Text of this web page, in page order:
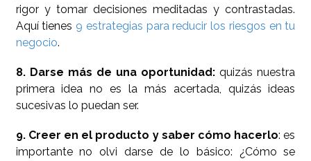
rigor y tomar decisiones meditadas y contrastadas.
Aquí tienes 9 estrategias para reducir los riesgos en tu
negocio.
8. Darse más de una oportunidad: quizás nuestra
primera idea no es la más acertada, quizás ideas
sucesivas lo puedan ser.
9. Creer en el producto y saber cómo hacerlo: es
importante no olvi darse de lo básico: ¿Cómo se